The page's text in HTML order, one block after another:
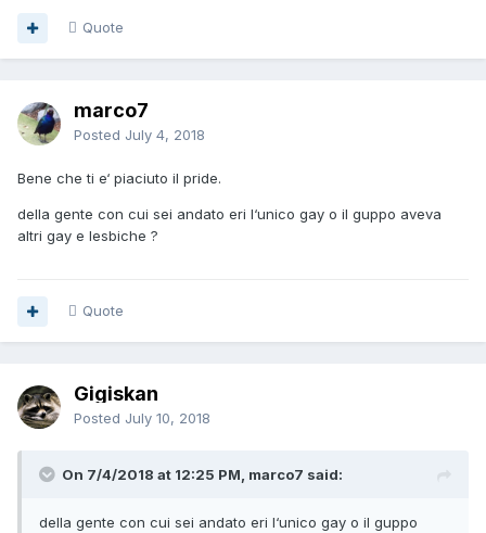
Quote
marco7
Posted July 4, 2018
Bene che ti e‘ piaciuto il pride.
della gente con cui sei andato eri l‘unico gay o il guppo aveva
altri gay e lesbiche ?
Quote
Gigiskan
Posted July 10, 2018
On 7/4/2018 at 12:25 PM, marco7 said:
della gente con cui sei andato eri l‘unico gay o il guppo